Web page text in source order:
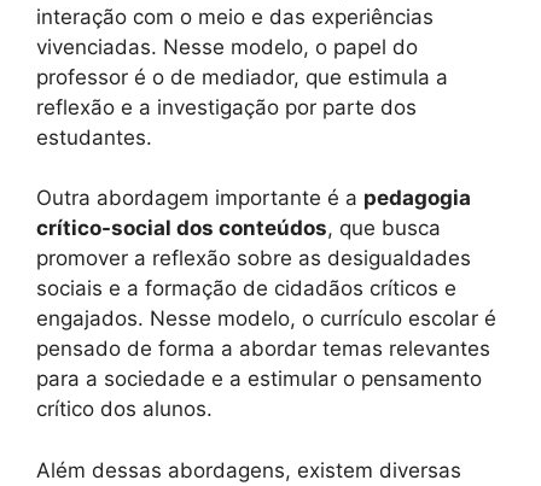
interação com o meio e das experiências
vivenciadas. Nesse modelo, o papel do
professor é o de mediador, que estimula a
reflexão e a investigação por parte dos
estudantes.
Outra abordagem importante é a pedagogia
crítico-social dos conteúdos, que busca
promover a reflexão sobre as desigualdades
sociais e a formação de cidadãos críticos e
engajados. Nesse modelo, o currículo escolar é
pensado de forma a abordar temas relevantes
para a sociedade e a estimular o pensamento
crítico dos alunos.
Além dessas abordagens, existem diversas